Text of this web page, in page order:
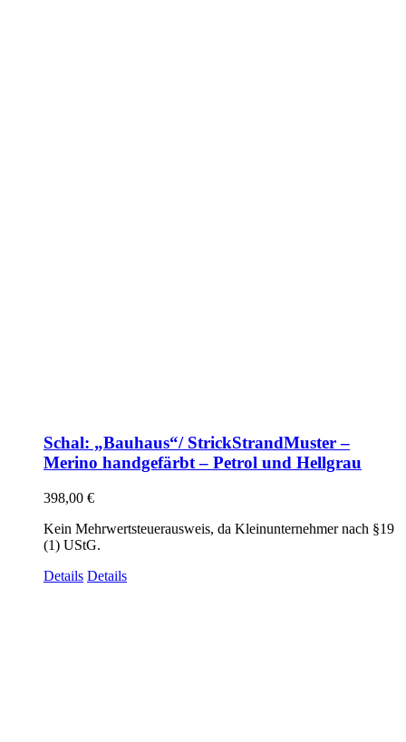
Schal: „Bauhaus“/ StrickStrandMuster –
Merino handgefärbt – Petrol und Hellgrau
398,00 €
Kein Mehrwertsteuerausweis, da Kleinunternehmer nach §19
(1) UStG.
Details Details